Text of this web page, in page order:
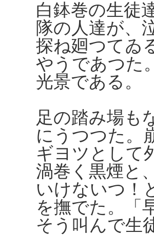
白鉢巻の生徒
隊の人達が、
探ね廻つてゐ
やうであつた
光景である。
足の踏み場も
にうつつた。
ギヨツとして
渦巻く黒煙と
いけないつ！
を撫でた。「
そう叫んで生